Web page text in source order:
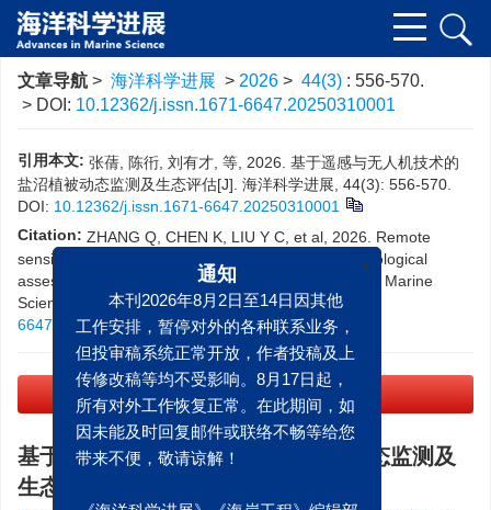
文章导航 > 海洋科学进展 > 2026 > 44(3) : 556-570.
> DOI: 10.12362/j.issn.1671-6647.20250310001
引用本文: 张蒨, 陈衎, 刘有才, 等, 2026. 基于遥感与无人机技术的
盐沼植被动态监测及生态评估[J]. 海洋科学进展, 44(3): 556-570.
DOI: 10.12362/j.issn.1671-6647.20250310001
Citation: ZHANG Q, CHEN K, LIU Y C, et al, 2026. Remote
sensing and UAV-based dynamic monitoring and ecological
assessment of salt marsh vegetation[J]. Advances in Marine
Science, 44(3): 556-570.DOI:10.12362/j.issn.1671-
6647.20250310001
PDF下载(5058 KB)
基于遥感与无人机技术的盐沼植被动态监测及
生态评估
通知
本刊2026年8月2日至14日因其他
工作安排，暂停对外的各种联系业务，
但投审稿系统正常开放，作者投稿及上
传修改稿等均不受影响。8月17日起，
所有对外工作恢复正常。在此期间，如
因未能及时回复邮件或联络不畅等给您